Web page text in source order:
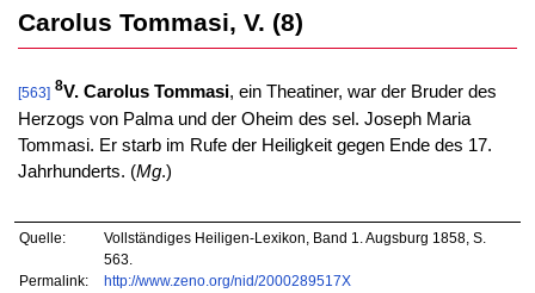
Carolus Tommasi, V. (8)
[563] 8V. Carolus Tommasi, ein Theatiner, war der Bruder des
Herzogs von Palma und der Oheim des sel. Joseph Maria
Tommasi. Er starb im Rufe der Heiligkeit gegen Ende des 17.
Jahrhunderts. (Mg.)
Quelle:
Vollständiges Heiligen-Lexikon, Band 1. Augsburg 1858, S.
563.
Permalink:
http://www.zeno.org/nid/2000289517X